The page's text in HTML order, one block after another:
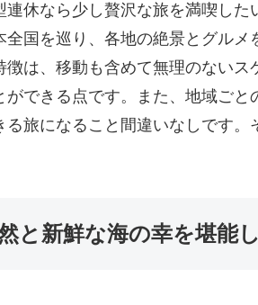
休なら少し贅沢な旅を満喫した
国を巡り、各地の絶景とグルメ
は、移動も含めて無理のないス
できる点です。また、地域ごと
旅になること間違いなしです。
と新鮮な海の幸を堪能